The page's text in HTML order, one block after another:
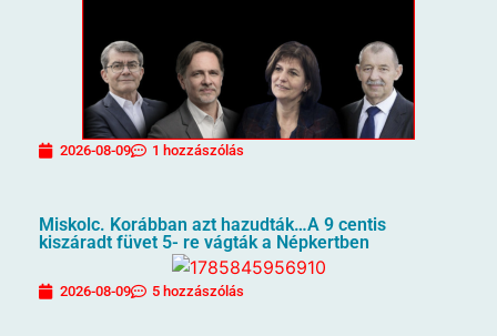
2026-08-09 1 hozzászólás
Miskolc. Korábban azt hazudták…A 9 centis
kiszáradt füvet 5- re vágták a Népkertben
2026-08-09 5 hozzászólás